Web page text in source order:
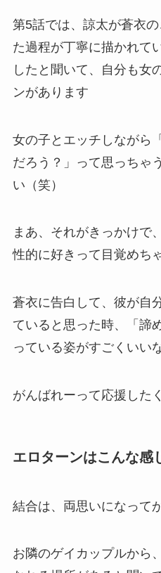
第5話では、諒太が蒼衣
た過程が丁寧に描かれて
したと聞いて、自分も女
ンがあります
女の子とエッチしながら
だろう？」って思っちゃ
い（笑）
まあ、それがきっかけで
性的に好きって目覚めち
蒼衣に告白して、彼が自
ていると思った時、「諦
っている姿がすごくいい
がんばれーって応援した
エロターンはこんな感
結合は、両思いになって
お隣のゲイカップルから